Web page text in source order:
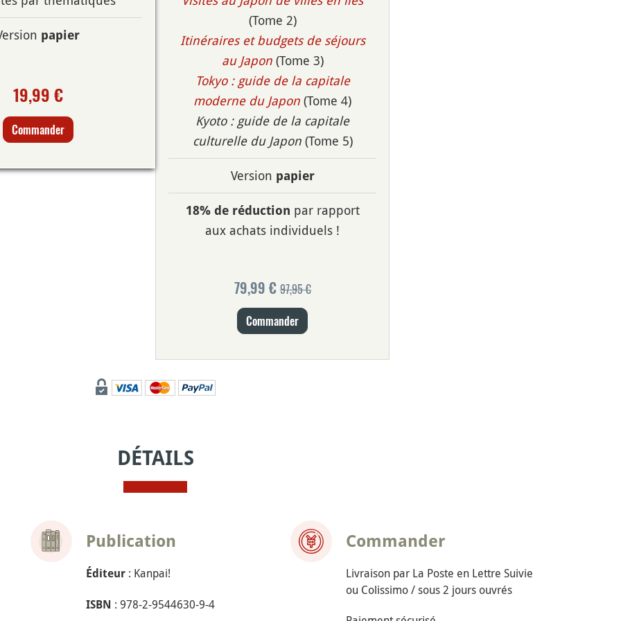
papier
19,99 €
Commander
(Tome 2)
Itinéraires et budgets de séjours
au Japon(Tome 3)
Tokyo : guide de la capitale
moderne du Japon (Tome 4)
Kyoto : guide de la capitale
culturelle du Japon(Tome 5)
Version papier
18% de réduction par rapport
aux achats individuels !
79,99 €97,95 €
Commander
DÉTAILS
Publication
Éditeur : Kanpai!
ISBN : 978-2-9544630-9-4
Commander
Livraison par La Poste en Lettre Suivie
ou Colissimo / sous 2 jours ouvrés